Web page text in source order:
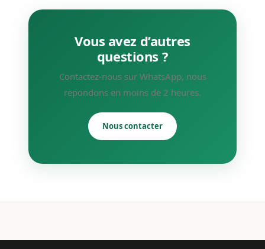
Vous avez d’autres
questions ?
Contactez-nous sur WhatsApp, nous
repondons en moins de 2 heures.
Nous contacter